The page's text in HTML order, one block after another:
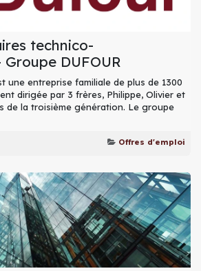
technico-
DUFOUR
une entreprise familiale de plus de 1300
dirigée par 3 frères, Philippe, Olivier et
de la troisième génération. Le groupe
Offres d'emploi